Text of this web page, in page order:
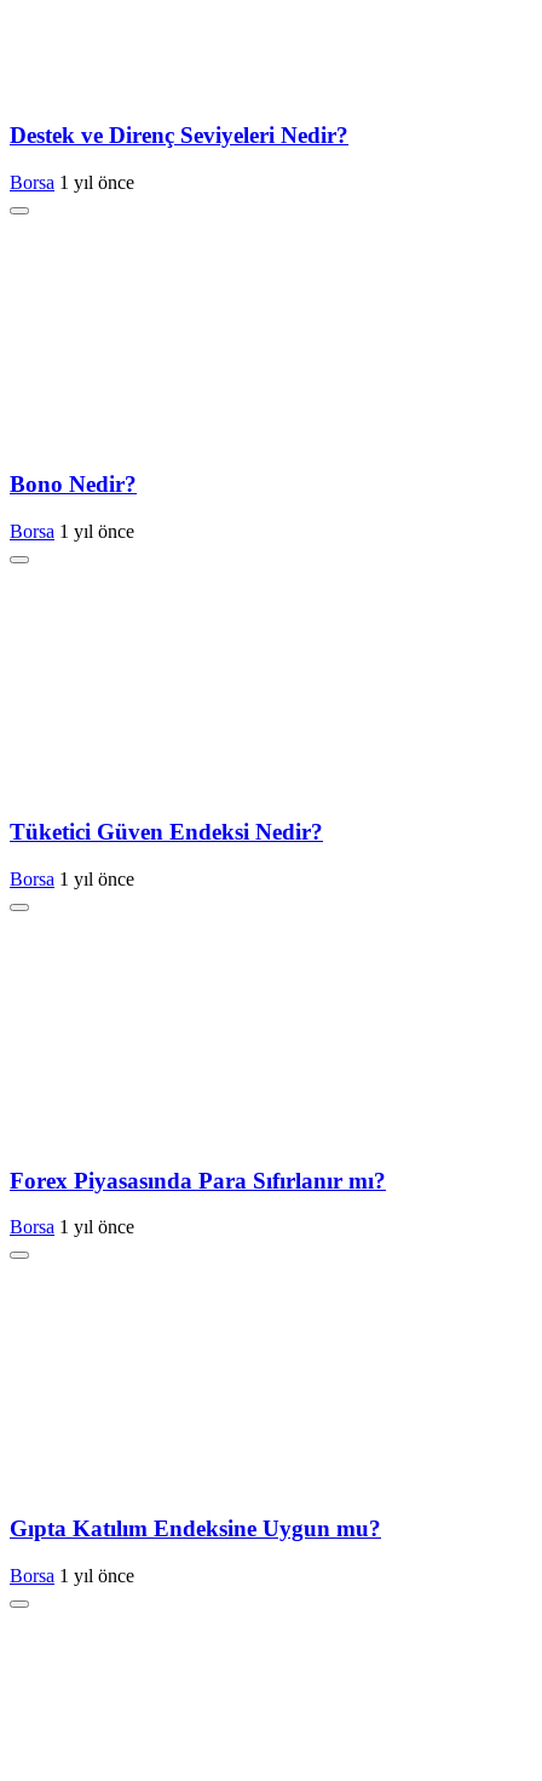
Destek ve Direnç Seviyeleri Nedir?
Borsa 1 yıl önce
Bono Nedir?
Borsa 1 yıl önce
Tüketici Güven Endeksi Nedir?
Borsa 1 yıl önce
Forex Piyasasında Para Sıfırlanır mı?
Borsa 1 yıl önce
Gıpta Katılım Endeksine Uygun mu?
Borsa 1 yıl önce